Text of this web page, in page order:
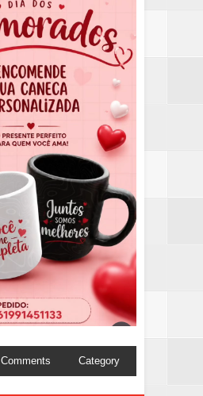
Comments Category